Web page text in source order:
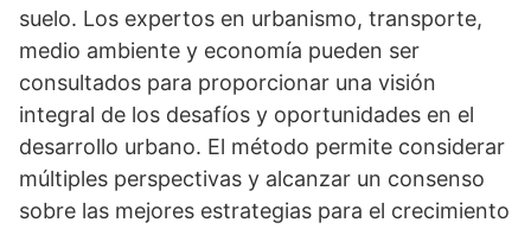
suelo. Los expertos en urbanismo, transporte,
medio ambiente y economía pueden ser
consultados para proporcionar una visión
integral de los desafíos y oportunidades en el
desarrollo urbano. El método permite considerar
múltiples perspectivas y alcanzar un consenso
sobre las mejores estrategias para el crecimiento